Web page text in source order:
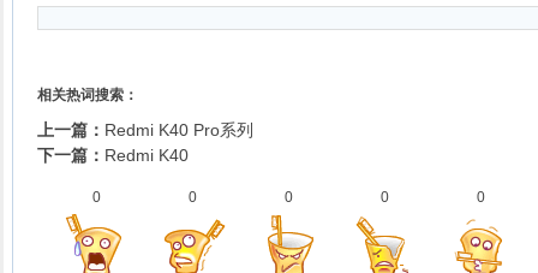
相关热词搜索：
上一篇： Redmi K40 Pro系列
下一篇： Redmi K40
0 0 0 0 0